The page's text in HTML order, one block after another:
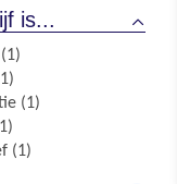
is...
(1)
(1)